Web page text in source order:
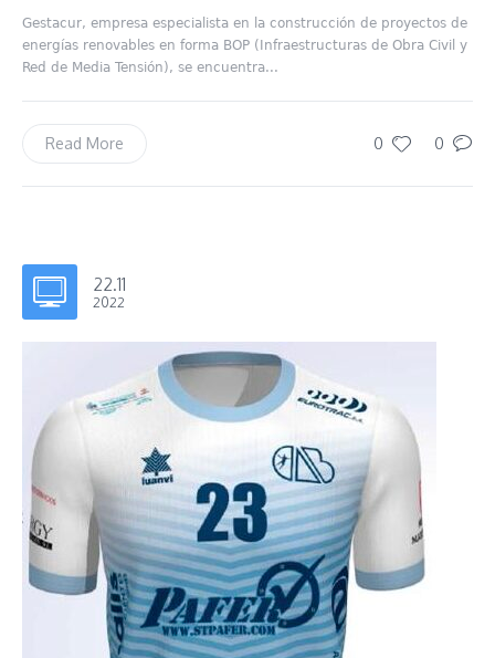
Gestacur, empresa especialista en la construcción de proyectos de
energías renovables en forma BOP (Infraestructuras de Obra Civil y
Red de Media Tensión), se encuentra...
0 0
Read More
22.11
2022